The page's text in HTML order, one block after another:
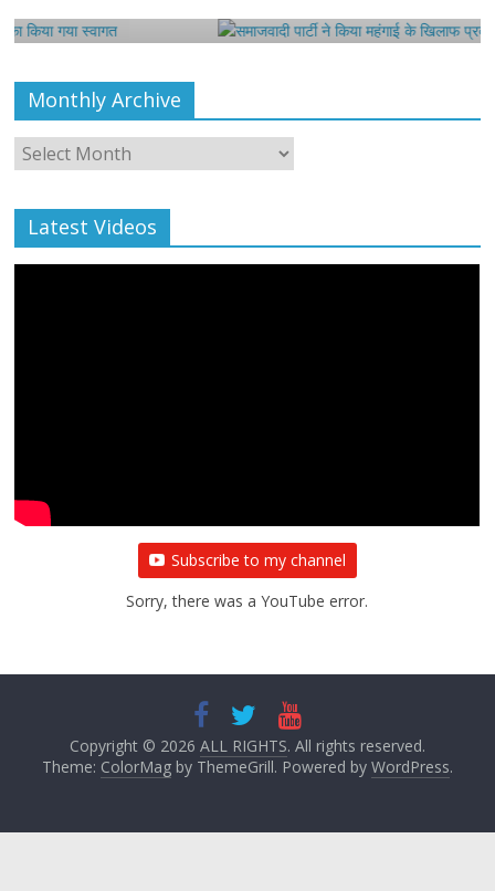
Monthly Archive
Monthly
Archive
Latest Videos
Subscribe to my channel
Sorry, there was a YouTube error.
Copyright © 2026 ALL RIGHTS. All rights reserved.
Theme: ColorMagby ThemeGrill. Powered by WordPress.